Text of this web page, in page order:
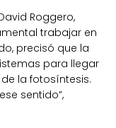
Roggero,
trabajar en
precisó que la
para llegar
la fotosíntesis.
sentido”,